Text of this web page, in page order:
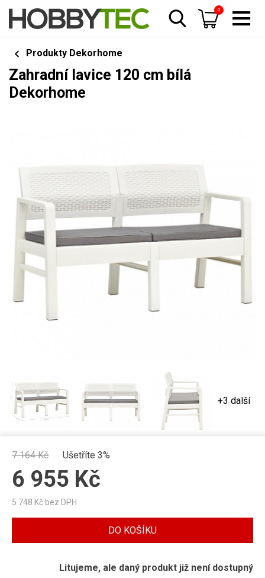
0
Produkty Dekorhome
Zahradní lavice 120 cm bílá
Dekorhome
+3 další
7 164Kč Ušetříte 3%
6 955 Kč
5 748 Kč bez DPH
DO KOŠÍKU
Litujeme, ale daný produkt již není dostupný